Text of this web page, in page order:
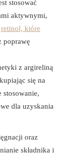
stosować
aktywnymi,
retinol, które
poprawę
z argireliną
się na
stosowanie,
dla uzyskania
oraz
składnika i